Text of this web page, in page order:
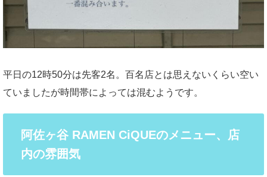
平日の12時50分は先客2名。百名店とは思えないくらい空い
ていましたが時間帯によっては混むようです。
阿佐ヶ谷 RAMEN CiQUEのメニュー、店
内の雰囲気